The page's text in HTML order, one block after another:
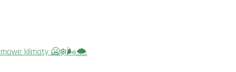
zimowe klimaty 🥶❄️🌬️🌨️